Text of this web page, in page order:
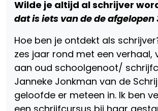
Wilde je altijd al schrijver
dat is iets van de de afgelopen
Hoe ben je ontdekt als
zes jaar rond met een verhaal,
aan oud schoolgenoot/
Janneke Jonkman van de
geloofde er meteen in. Ik ben